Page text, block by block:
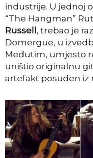
industrije. U jednoj
“The Hangman”
Russell, trebao je
Domergue, u
Međutim, umjesto
uništio originalnu
artefakt posuđen iz